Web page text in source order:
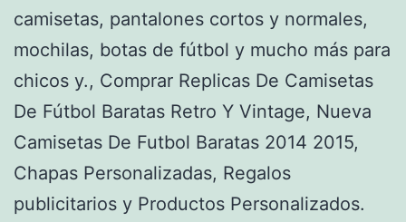
camisetas, pantalones cortos y normales,
mochilas, botas de fútbol y mucho más para
chicos y., Comprar Replicas De Camisetas
De Fútbol Baratas Retro Y Vintage, Nueva
Camisetas De Futbol Baratas 2014 2015,
Chapas Personalizadas, Regalos
publicitarios y Productos Personalizados.